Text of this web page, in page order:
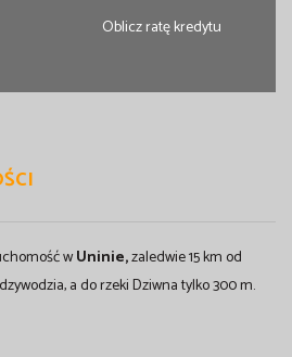
Oblicz ratę kredytu
wUninie,zaledwie 15 km od
a do rzeki Dziwna tylko 300 m.